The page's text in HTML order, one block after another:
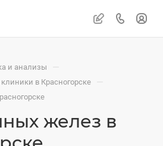
и анализы —
в Красногорске —
желез в